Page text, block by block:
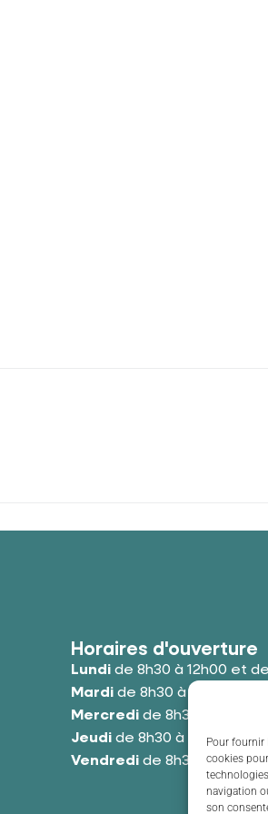
Pour fournir
cookies
navigation
son
Horaires d'ouverture
Lundide 8h30 à 12h00 et de
Mardide 8h30 à 12h00 et de
Mercredide 8h30 à 12h00
Jeudide 8h30 à 12h00 et
Vendredide 8h30 à 12h00